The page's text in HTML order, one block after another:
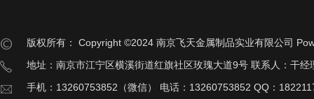
版权所有： Copyright ©2024 南京飞天金属制品实业有限公司
地址：南京市江宁区横溪街道红旗社区玫瑰大道9号 联系人：干经
手机：13260753852（微信） 电话：13260753852 QQ：